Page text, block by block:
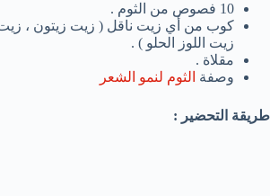
10 فصوص من الثوم .
كوب من أي زيت ناقل ( زيت زيتون ،
زيت اللوز الحلو ) .
مقلاة .
وصفة الثوم لنمو الشعر
طريقة التحضير :